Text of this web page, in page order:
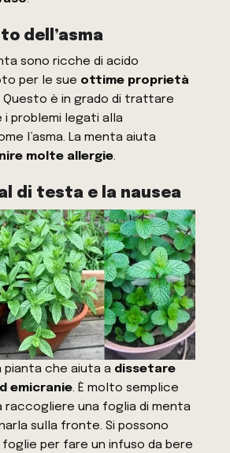
dell’asma
sono ricche di acido
per le sue ottime proprietà
Questo è in grado di trattare
problemi legati alla
l’asma. La menta aiuta
molte allergie.
di testa e la nausea
pianta che aiuta a dissetare
emicranie. È molto semplice
raccogliere una foglia di menta
sulla fronte. Si possono
per fare un infuso da bere